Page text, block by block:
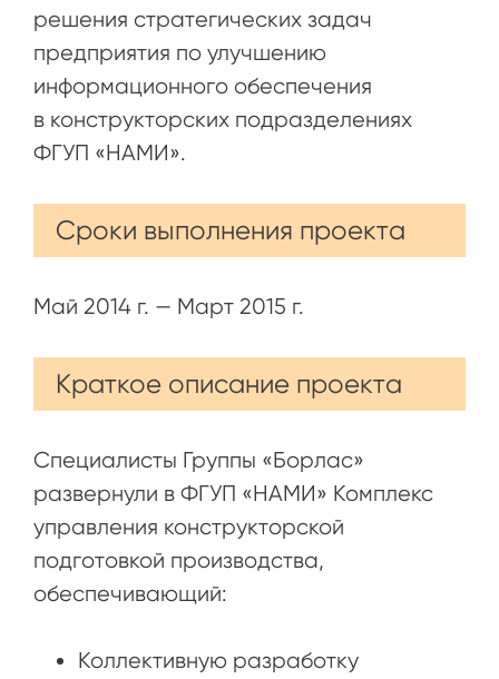
решения стратегических задач
предприятия по улучшению
информационного обеспечения
в конструкторских подразделениях
ФГУП «НАМИ».
Сроки выполнения проекта
Май 2014 г. — Март 2015 г.
Краткое описание проекта
Специалисты Группы «Борлас»
развернули в ФГУП «НАМИ» Комплекс
управления конструкторской
подготовкой производства,
обеспечивающий:
Коллективную разработку